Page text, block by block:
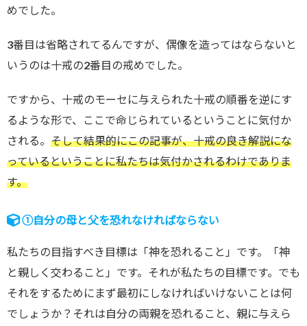
めでした。
3番目は省略されてるんですが、偶像を造ってはならないと
いうのは十戒の2番目の戒めでした。
ですから、十戒のモーセに与えられた十戒の順番を逆にす
るような形で、ここで命じられているということに気付か
される。 そして結果的にこの記事が、十戒の良き解説にな
っているということに私たちは気付かされるわけでありま
す。
①自分の母と父を恐れなければならない
私たちの目指すべき目標は「神を恐れること」です。「神
と親しく交わること」です。それが私たちの目標です。でも
それをするためにまず最初にしなければいけないことは何
でしょうか？ それは自分の両親を恐れること、親に与えら